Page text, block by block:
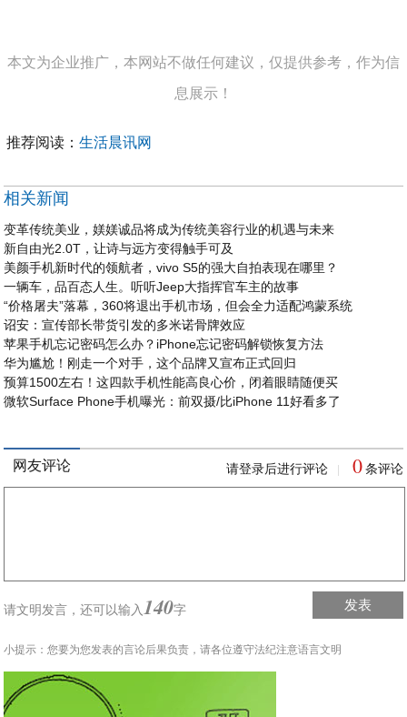
本文为企业推广，本网站不做任何建议，仅提供参考，作为信
息展示！
推荐阅读：生活晨讯网
相关新闻
变革传统美业，媄媄诚品将成为传统美容行业的机遇与未来
新自由光2.0T，让诗与远方变得触手可及
美颜手机新时代的领航者，vivo S5的强大自拍表现在哪里？
一辆车，品百态人生。听听Jeep大指挥官车主的故事
“价格屠夫”落幕，360将退出手机市场，但会全力适配鸿蒙系统
诏安：宣传部长带货引发的多米诺骨牌效应
苹果手机忘记密码怎么办？iPhone忘记密码解锁恢复方法
华为尴尬！刚走一个对手，这个品牌又宣布正式回归
预算1500左右！这四款手机性能高良心价，闭着眼睛随便买
微软Surface Phone手机曝光：前双摄/比iPhone 11好看多了
网友评论 请登录后进行评论 0 条评论
请文明发言，还可以输入 140字 发表
小提示：您要为您发表的言论后果负责，请各位遵守法纪注意语言文明